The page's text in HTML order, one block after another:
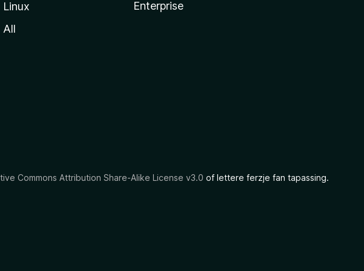
Linux
All
Enterprise
Commons Attribution Share-Alike License v3.0 of lettere ferzje fan tapassing.